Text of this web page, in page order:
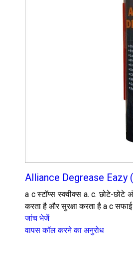
Alliance Degrease Eazy
a c स्टॉप्स स्क्वीक्स a. c. छोटे-छोटे
करता है और सुरक्षा करता है a c
जांच भेजें
वापस कॉल करने का अनुरोध